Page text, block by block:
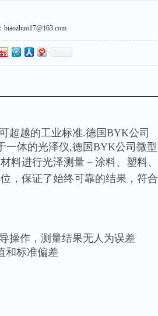
超越的工业标准.德国BYK公司
一体的光泽仪,德国BYK公司微型
料进行光泽测量－涂料、塑料、
，保证了始终可靠的结果，符合
操作，测量结果无人为误差
和标准偏差